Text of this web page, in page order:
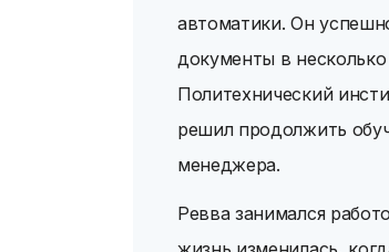
автоматики. Он
документы в
Политехнический
решил продолжить
менеджера.
Ревва занимался